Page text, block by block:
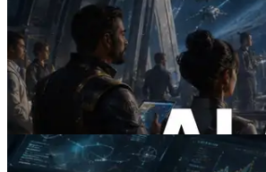
ERPC lanza Solana RPC
x402 — La era en la que los
pagan bajo demanda por
necesitan
Leer este artículo